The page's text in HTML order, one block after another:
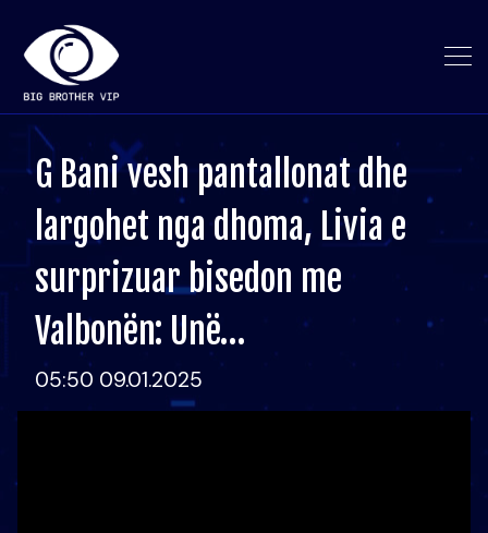
G Bani vesh pantallonat dhe
largohet nga dhoma, Livia e
surprizuar bisedon me
Valbonën: Unë…
05:50 09.01.2025